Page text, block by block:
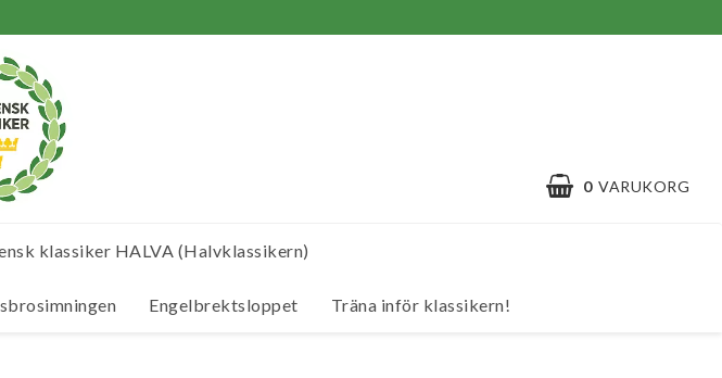
0 VARUKORG
klassiker HALVA (Halvklassikern)
Engelbrektsloppet Träna inför klassikern!